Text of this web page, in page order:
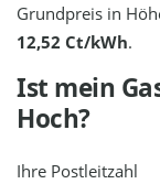
Grundpreis in
12,52 Ct/kWh.
Ist mein
Hoch?
Ihre Postleitzahl